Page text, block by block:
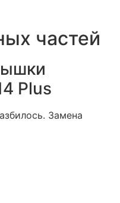
частей
Plus​
Замена